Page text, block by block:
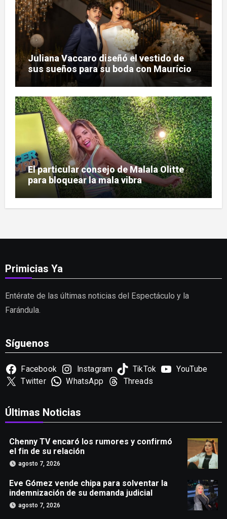
Juliana Vaccaro diseñó el vestido de
sus sueños para su boda con Maurício
Prado
El particular consejo de Malala Olitte
para bloquear la mala vibra
Primicias Ya
Entérate de las últimas noticias del Espectáculo y la
Farándula.
Síguenos
Facebook Instagram TikTok
YouTube
Twitter
WhatsApp Threads
Últimas Noticias
Chenny TV encaró los rumores y confirmó
el fin de su relación
agosto 7, 2026
Eve Gómez vende chipa para solventar la
indemnización de su demanda judicial
agosto 7, 2026